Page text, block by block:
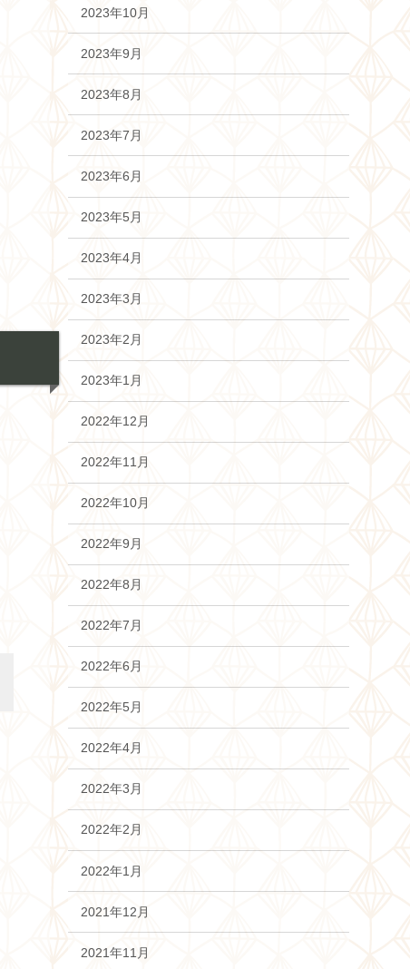
2023年10月
2023年9月
2023年8月
2023年7月
2023年6月
2023年5月
2023年4月
2023年3月
2023年2月
2023年1月
2022年12月
2022年11月
2022年10月
2022年9月
2022年8月
2022年7月
2022年6月
2022年5月
2022年4月
2022年3月
2022年2月
2022年1月
2021年12月
2021年11月